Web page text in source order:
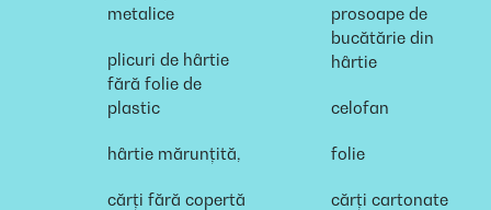
metalice
plicuri de hârtie
fără folie de
plastic
hârtie mărunțită,
cărți fără copertă
prosoape de
bucătărie din
hârtie
celofan
folie
cărți cartonate